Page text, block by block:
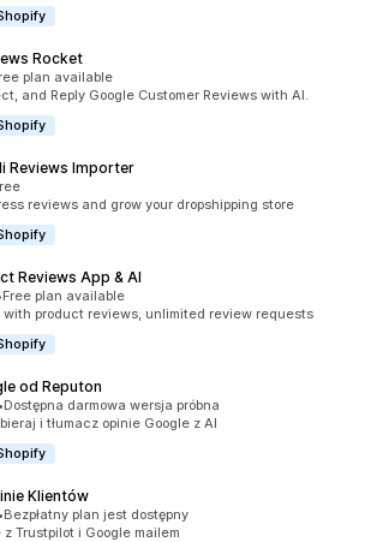
Rocket
recenzji: 541
plan available
and Reply Google Customer Reviews with AI.
Reviews Importer
185
reviews and grow your dropshipping store
Reviews App & AI
recenzji: 1081
Free plan available
with product reviews, unlimited review requests
od Reputon
recenzji: 1407
•Dostępna darmowa wersja próbna
i tłumacz opinie Google z AI
Klientów
recenzji: 1076
•Bezpłatny plan jest dostępny
z Trustpilot i Google mailem